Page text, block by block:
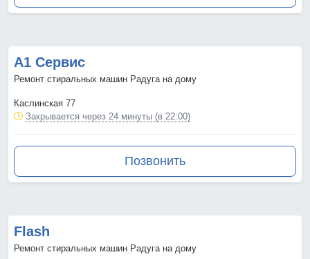
А1 Сервис
Ремонт стиральных машин Радуга на дому
Каслинская 77
Закрывается через 24 минуты (в 22:00)
Позвонить
Flash
Ремонт стиральных машин Радуга на дому